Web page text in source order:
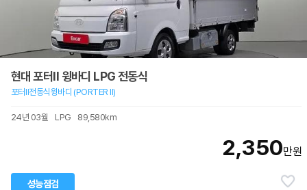
현대 포터II 윙바디 LPG 전동식
포터Ⅱ전동식윙바디 (PORTER Ⅱ)
24년 03월 LPG 89,580km
성능점검
2,350만원